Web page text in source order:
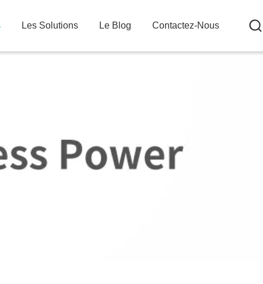
Les Solutions Le Blog Contactez-Nous